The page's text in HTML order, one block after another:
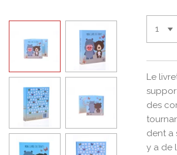
Le
des
dent a
y a de